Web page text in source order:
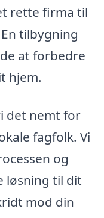
rette firma til
tilbygning
at forbedre
hjem.
det nemt for
fagfolk. Vi
og
løsning til dit
mod din